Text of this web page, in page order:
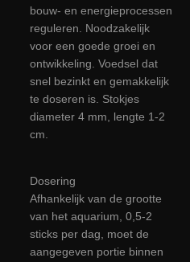
bouw- en energieprocessen
reguleren. Noodzakelijk
voor een goede groei en
ontwikkeling. Voedsel dat
snel bezinkt en gemakkelijk
te doseren is. Stokjes
diameter 4 mm, lengte 1-2
cm.
Dosering
Afhankelijk van de grootte
van het aquarium, 0,5-2
sticks per dag, moet de
aangegeven portie binnen